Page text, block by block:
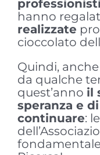
professionisti
hanno
realizzate
cioccolato
Quindi, anche
da qualche
quest’anno il
speranza e
continuare: